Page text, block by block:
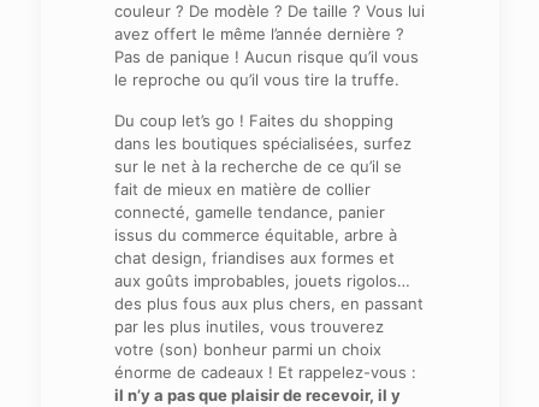
couleur ? De modèle ? De taille ? Vous lui
avez offert le même l’année dernière ?
Pas de panique ! Aucun risque qu’il vous
le reproche ou qu’il vous tire la truffe.
Du coup let’s go ! Faites du shopping
dans les boutiques spécialisées, surfez
sur le net à la recherche de ce qu’il se
fait de mieux en matière de collier
connecté, gamelle tendance, panier
issus du commerce équitable, arbre à
chat design, friandises aux formes et
aux goûts improbables, jouets rigolos…
des plus fous aux plus chers, en passant
par les plus inutiles, vous trouverez
votre (son) bonheur parmi un choix
énorme de cadeaux ! Et rappelez-vous :
il n’y a pas que plaisir de recevoir, il y